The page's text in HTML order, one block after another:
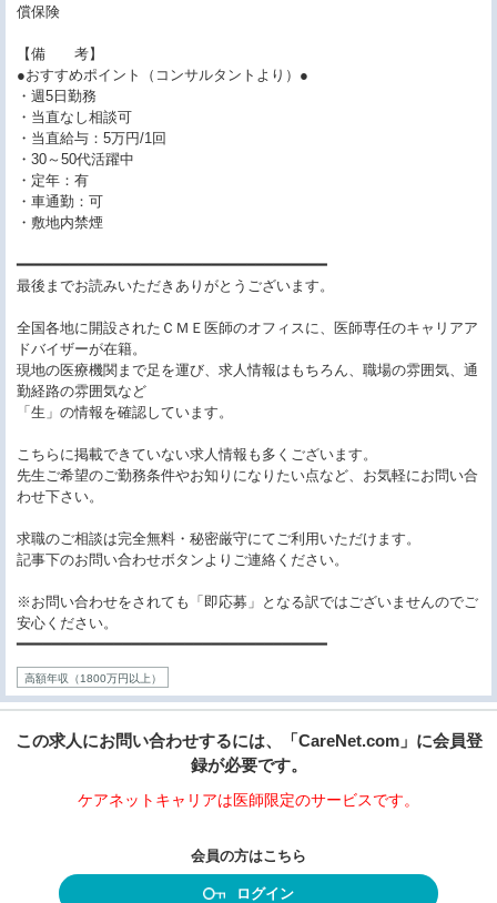
償保険
【備 考】
●おすすめポイント（コンサルタントより）●
・週5日勤務
・当直なし相談可
・当直給与：5万円/1回
・30～50代活躍中
・定年：有
・車通勤：可
・敷地内禁煙
━━━━━━━━━━━━━━━━━━━━━━━━━━━━━━━━━━━
最後までお読みいただきありがとうございます。
全国各地に開設されたＣＭＥ医師のオフィスに、医師専任のキャリアア
ドバイザーが在籍。
現地の医療機関まで足を運び、求人情報はもちろん、職場の雰囲気、通
勤経路の雰囲気など
「生」の情報を確認しています。
こちらに掲載できていない求人情報も多くございます。
先生ご希望のご勤務条件やお知りになりたい点など、お気軽にお問い合
わせ下さい。
求職のご相談は完全無料・秘密厳守にてご利用いただけます。
記事下のお問い合わせボタンよりご連絡ください。
※お問い合わせをされても「即応募」となる訳ではございませんのでご
安心ください。
━━━━━━━━━━━━━━━━━━━━━━━━━━━━━━━━━━━
高額年収（1800万円以上）
この求人にお問い合わせするには、「CareNet.com」に会員登
録が必要です。
ケアネットキャリアは医師限定のサービスです。
会員の方はこちら
ログイン